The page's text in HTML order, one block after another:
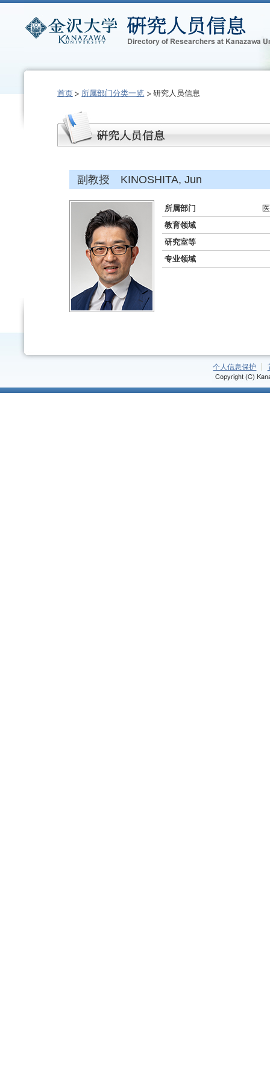
首页 所属部门分类一览 研究人员信息
副教授 KINOSHITA, Jun
所属部门
教育领域
研究室等
专业领域
个人信息保护